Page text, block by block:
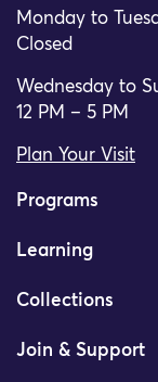
Monday to
Closed
Wednesday to
12 PM – 5 PM
Plan Your Visit
Programs
Learning
Collections
Join & Support